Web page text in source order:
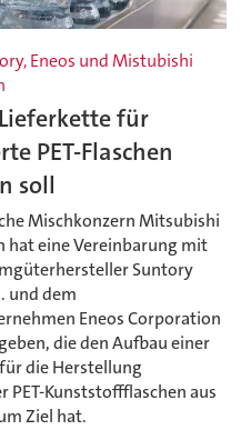
Eneos und Mistubishi
für
PET-Flaschen
soll
Mischkonzern Mitsubishi
hat eine Vereinbarung mit
Suntory
und dem
Eneos Corporation
die den Aufbau einer
die Herstellung
PET-Kunststoffflaschen aus
Ziel hat.